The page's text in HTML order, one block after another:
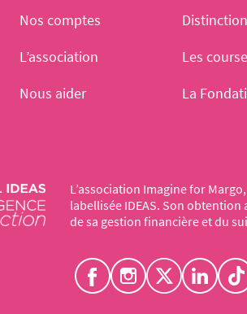
L’association Imagine for
labellisée IDEAS. Son
de sa gestion financière et du
Nos comptes
L’association
Les
Nous aider
La